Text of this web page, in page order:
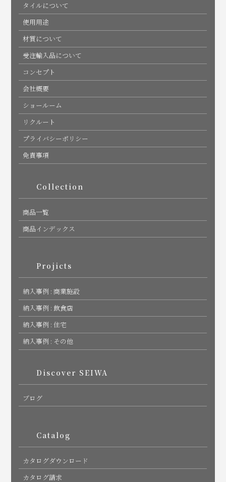
タイルについて
使用用途
材質について
受注輸入品について
コンセプト
会社概要
ショールーム
リクルート
プライバシーポリシー
免責事項
Collection
商品一覧
商品インデックス
Projicts
納入事例 : 商業施設
納入事例 : 飲食店
納入事例 : 住宅
納入事例 : その他
Discover SEIWA
ブログ
Catalog
カタログダウンロード
カタログ請求